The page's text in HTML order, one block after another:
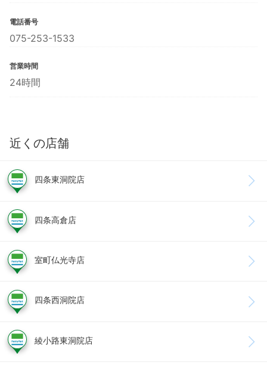
電話番号
075-253-1533
営業時間
24時間
近くの店舗
四条東洞院店
四条高倉店
室町仏光寺店
四条西洞院店
綾小路東洞院店